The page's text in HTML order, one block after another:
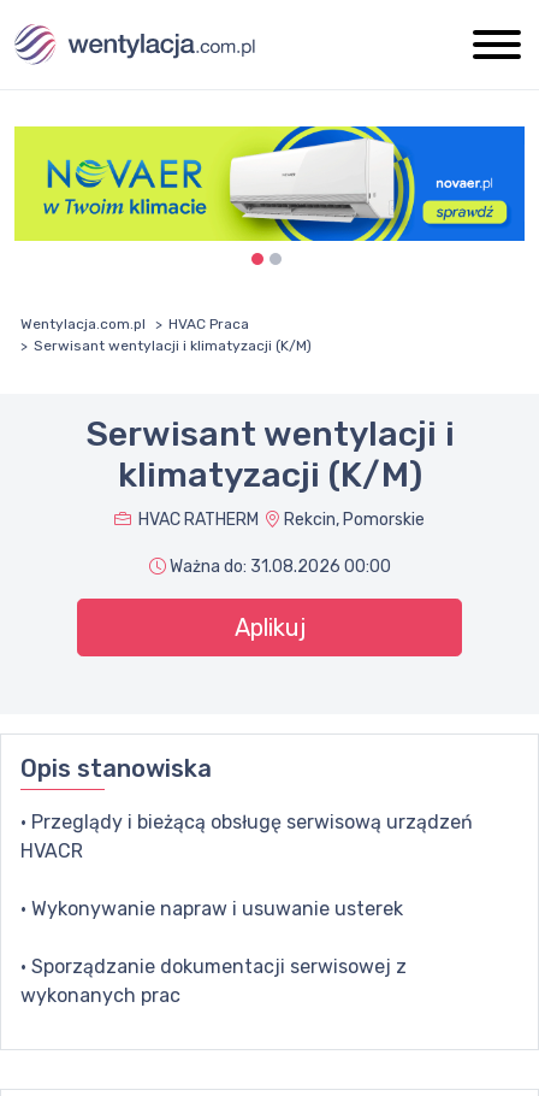
Wentylacja.com.pl
HVAC Praca
Serwisant wentylacji i klimatyzacji (K/M)
Serwisant wentylacji i
klimatyzacji (K/M)
HVAC RATHERM Rekcin, Pomorskie
Ważna do: 31.08.2026 00:00
Aplikuj
Opis stanowiska
· Przeglądy i bieżącą obsługę serwisową urządzeń
HVACR
· Wykonywanie napraw i usuwanie usterek
· Sporządzanie dokumentacji serwisowej z
wykonanych prac